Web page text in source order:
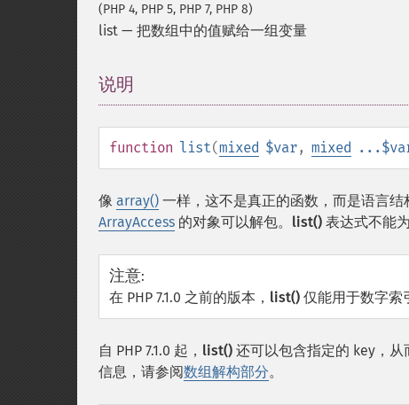
(PHP 4, PHP 5, PHP 7, PHP 8)
list — 把数组中的值赋给一组变量
说明
function list(mixed $var, mixed
像 array() 一样，这不是真正的函数，而是语言结
ArrayAccess 的对象可以解包。 list() 表达式不能为
注意:
在 PHP 7.1.0 之前的版本， list() 仅能用于数字索
自 PHP 7.1.0 起， list() 还可以包含指定的 key，
信息，请参阅数组解构部分。